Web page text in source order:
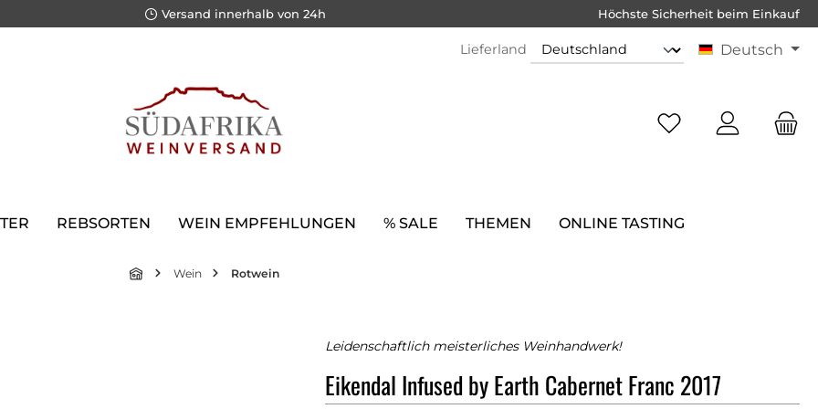
Versand innerhalb von 24h Höchste Sicherheit beim Einkauf
Lieferland Deutsch
REBSORTEN WEIN EMPFEHLUNGEN % SALE THEMEN ONLINE TASTING
Wein Rotwein
Leidenschaftlich meisterliches Weinhandwerk!
Eikendal Infused by Earth Cabernet Franc 2017